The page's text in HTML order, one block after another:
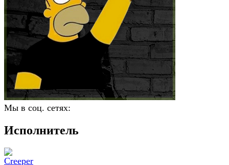
Мы в соц. сетях:
Исполнитель